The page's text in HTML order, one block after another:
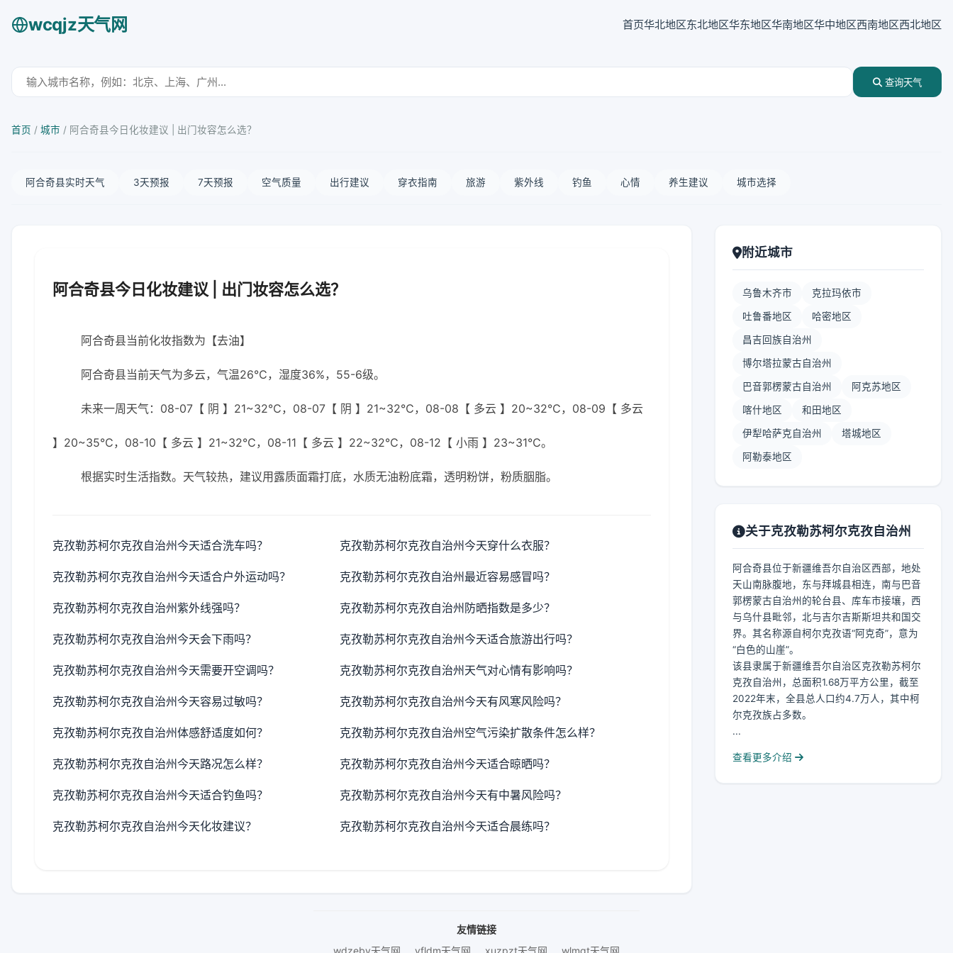
wcqjz天气网 首页华北地区东北地区华东地区华南地区华中地区西南地区西北地区
查询天气
首页 / 城市 / 阿合奇县今日化妆建议 | 出门妆容怎么选？
阿合奇县实时天气 3天预报 7天预报 空气质量 出行建议 穿衣指南 旅游 紫外线 钓鱼 心情 养生建议 城市选择
阿合奇县今日化妆建议 | 出门妆容怎么选？
阿合奇县当前化妆指数为【去油】
阿合奇县当前天气为多云，气温26℃，湿度36%，55-6级。
未来一周天气：08-07【 阴 】21~32℃，08-07【 阴 】21~32℃，08-08【 多云 】20~32℃，08-09【 多云
】20~35℃，08-10【 多云 】21~32℃，08-11【 多云 】22~32℃，08-12【 小雨 】23~31℃。
根据实时生活指数。天气较热，建议用露质面霜打底，水质无油粉底霜，透明粉饼，粉质胭脂。
克孜勒苏柯尔克孜自治州今天适合洗车吗？ 克孜勒苏柯尔克孜自治州今天穿什么衣服？
克孜勒苏柯尔克孜自治州今天适合户外运动吗？ 克孜勒苏柯尔克孜自治州最近容易感冒吗？
克孜勒苏柯尔克孜自治州紫外线强吗？ 克孜勒苏柯尔克孜自治州防晒指数是多少？
克孜勒苏柯尔克孜自治州今天会下雨吗？ 克孜勒苏柯尔克孜自治州今天适合旅游出行吗？
克孜勒苏柯尔克孜自治州今天需要开空调吗？ 克孜勒苏柯尔克孜自治州天气对心情有影响吗？
克孜勒苏柯尔克孜自治州今天容易过敏吗？ 克孜勒苏柯尔克孜自治州今天有风寒风险吗？
克孜勒苏柯尔克孜自治州体感舒适度如何？ 克孜勒苏柯尔克孜自治州空气污染扩散条件怎么样？
克孜勒苏柯尔克孜自治州今天路况怎么样？ 克孜勒苏柯尔克孜自治州今天适合晾晒吗？
克孜勒苏柯尔克孜自治州今天适合钓鱼吗？ 克孜勒苏柯尔克孜自治州今天有中暑风险吗？
克孜勒苏柯尔克孜自治州今天化妆建议？ 克孜勒苏柯尔克孜自治州今天适合晨练吗？
附近城市
乌鲁木齐市 克拉玛依市
吐鲁番地区 哈密地区
昌吉回族自治州
博尔塔拉蒙古自治州
巴音郭楞蒙古自治州 阿克苏地区
喀什地区 和田地区
伊犁哈萨克自治州 塔城地区
阿勒泰地区
关于克孜勒苏柯尔克孜自治州
阿合奇县位于新疆维吾尔自治区西部，地处
天山南脉腹地，东与拜城县相连，南与巴音
郭楞蒙古自治州的轮台县、库车市接壤，西
与乌什县毗邻，北与吉尔吉斯斯坦共和国交
界。其名称源自柯尔克孜语“阿克奇”，意为
“白色的山崖”。
该县隶属于新疆维吾尔自治区克孜勒苏柯尔
克孜自治州，总面积1.68万平方公里，截至
2022年末，全县总人口约4.7万人，其中柯
尔克孜族占多数。
...
查看更多介绍
友情链接
wdzeby天气网
yfldm天气网 xuzpzt天气网 wlmgt天气网